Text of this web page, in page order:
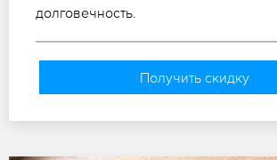
долговечность.
Получить скидку